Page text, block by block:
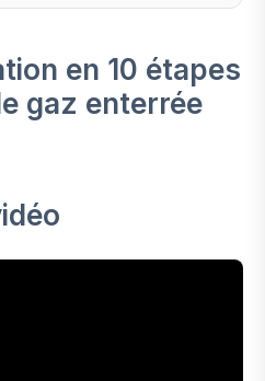
en 10 étapes
gaz enterrée